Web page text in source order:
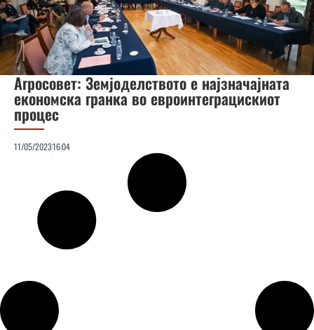
Агросовет: Земјоделството е најзначајната
економска гранка во евроинтеграцискиот
процес
11/05/202316:04